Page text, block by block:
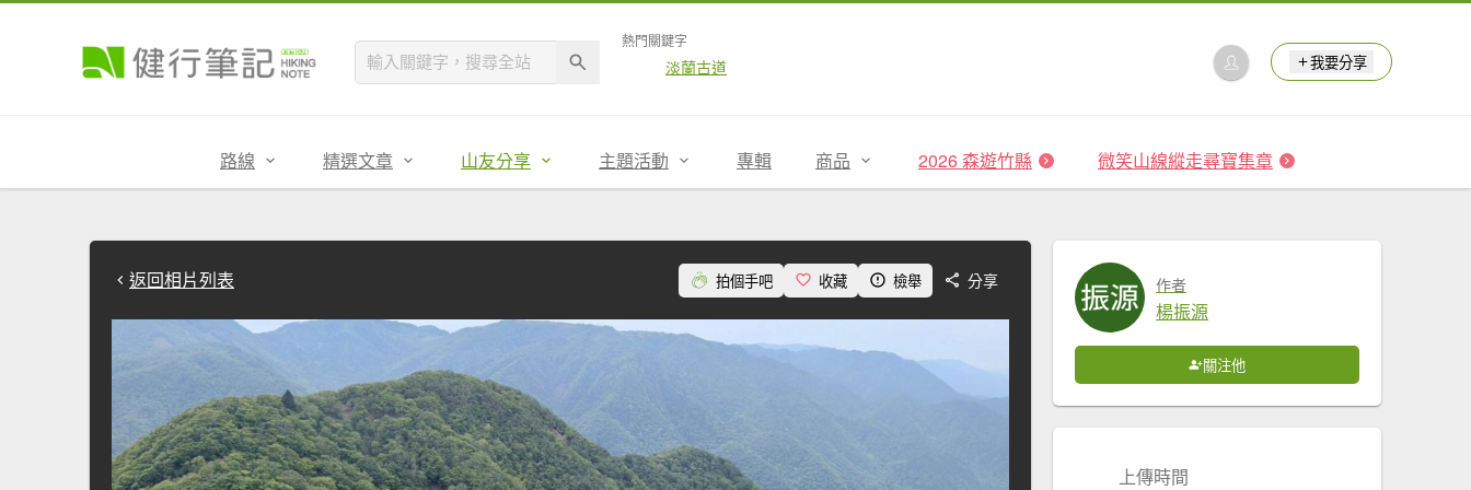
熱門關鍵字
淡蘭古道 我要分享
路線 精選文章 山友分享 主題活動 專輯 商品 2026 森遊竹縣 微笑山線縱走尋寶集章
返回相片列表 拍個手吧 收藏 檢舉 分享 作者
楊振源
關注他
上傳時間